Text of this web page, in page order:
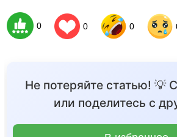
0 0 0
Не потеряйте статью! 💡
или поделитесь с